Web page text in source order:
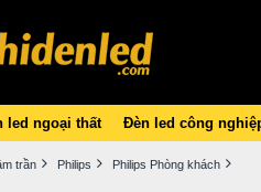
led ngoại thất Đèn led công
trần Philips Philips Phòng khách